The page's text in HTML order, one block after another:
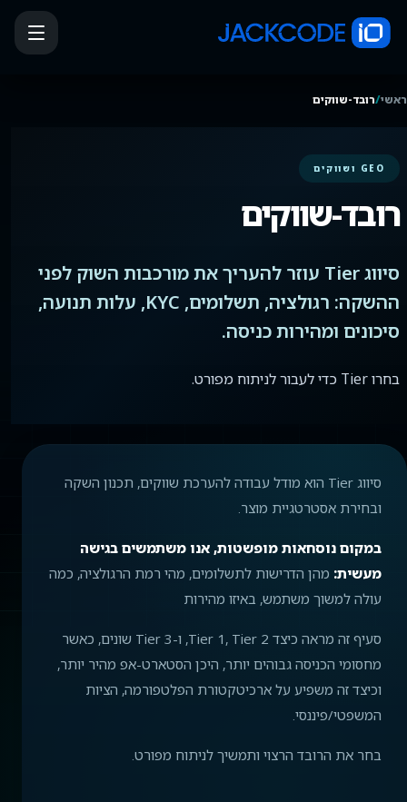
ראשי/רובד-שווקים
GEO ושווקים
רובד-שווקים
סיווג Tier עוזר להעריך את מורכבות השוק לפני
ההשקה: רגולציה, תשלומים, KYC, עלות תנועה,
סיכונים ומהירות כניסה.
בחרו Tier כדי לעבור לניתוח מפורט.
סיווג Tier הוא מודל עבודה להערכת שווקים, תכנון השקה
ובחירת אסטרטגיית מוצר.
במקום נוסחאות מופשטות, אנו משתמשים בגישה
מעשית: מהן הדרישות לתשלומים, מהי רמת הרגולציה, כמה
עולה למשוך משתמש, באיזו מהירות
סעיף זה מראה כיצד Tier 1, Tier 2, ו-Tier 3 שונים, כאשר
מחסומי הכניסה גבוהים יותר, היכן הסטארט-אפ מהיר יותר,
וכיצד זה משפיע על ארכיטקטורת הפלטפורמה, הציות
המשפטי/פיננסי.
בחר את הרובד הרצוי ותמשיך לניתוח מפורט.